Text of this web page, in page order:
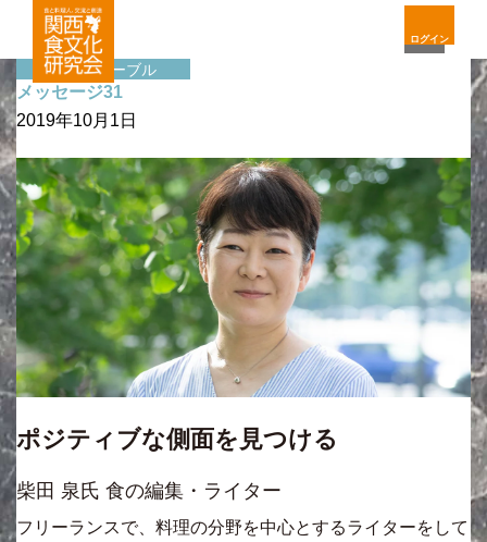
ログイン
サイドテーブル
メッセージ31
2019年10月1日
ポジティブな側面を見つける
柴田 泉氏 食の編集・ライター
フリーランスで、料理の分野を中心とするライターをして